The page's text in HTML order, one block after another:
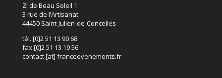
ZI de Beau Soleil 1
3 rue de l’Artisanat
44450 Saint-Julien-de-Concelles
tél. [0]2 51 13 90 68
fax [0]2 51 13 19 56
contact [at] franceevenements.fr